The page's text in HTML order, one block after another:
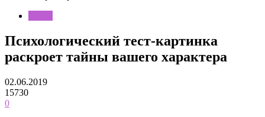
Психологический тест-картинка
раскроет тайны вашего характера
02.06.2019
15730
0